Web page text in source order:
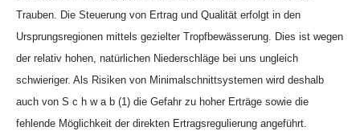
Trauben. Die Steuerung von Ertrag und Qualität erfolgt in den
Ursprungsregionen mittels gezielter Tropfbewässerung. Dies ist wegen
der relativ hohen, natürlichen Niederschläge bei uns ungleich
schwieriger. Als Risiken von Minimalschnittsystemen wird deshalb
auch von S c h w a b (1) die Gefahr zu hoher Erträge sowie die
fehlende Möglichkeit der direkten Ertragsregulierung angeführt.